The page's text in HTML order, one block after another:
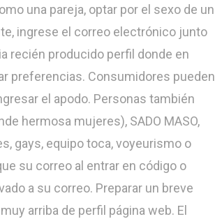
una pareja, optar por el sexo de un
ingrese el correo electrónico junto
recién producido perfil donde en
preferencias. Consumidores pueden
el apodo. Personas también
hermosa mujeres), SADO MASO,
gays, equipo toca, voyeurismo o
su correo al entrar en código o
a su correo. Preparar un breve
arriba de perfil página web. El